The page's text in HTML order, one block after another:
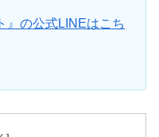
』の公式LINEはこち